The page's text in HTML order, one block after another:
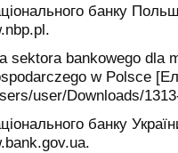
банку
sektora bankowego dla
w Polsce
user/Downloads/
банку